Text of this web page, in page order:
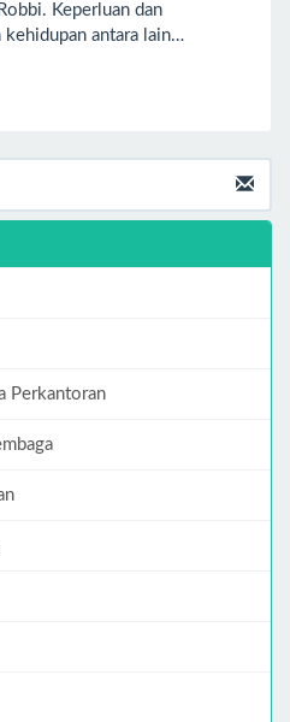
Keperluan dan
kehidupan antara lain…
Perkantoran